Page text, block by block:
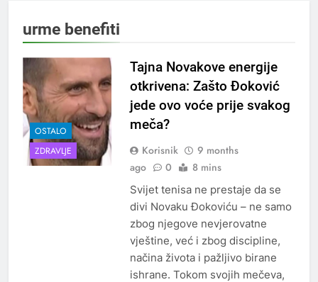
urme benefiti
OSTALO
ZDRAVLJE
Tajna Novakove energije
otkrivena: Zašto Đoković
jede ovo voće prije svakog
meča?
Korisnik
9 months
ago
0 8 mins
Svijet tenisa ne prestaje da se
divi Novaku Đokoviću – ne samo
zbog njegove nevjerovatne
vještine, već i zbog discipline,
načina života i pažljivo birane
ishrane. Tokom svojih mečeva,